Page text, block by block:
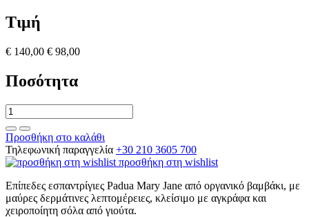
Τιμή
€ 140,00 € 98,00
Ποσότητα
Προσθήκη στο καλάθι
Τηλεφωνική παραγγελία +30 210 3605 700
προσθήκη στη wishlist
Επίπεδες εσπαντρίγιες Padua Mary Jane από οργανικό βαμβάκι, με
μαύρες δερμάτινες λεπτομέρειες, κλείσιμο με αγκράφα και
χειροποίητη σόλα από γιούτα.